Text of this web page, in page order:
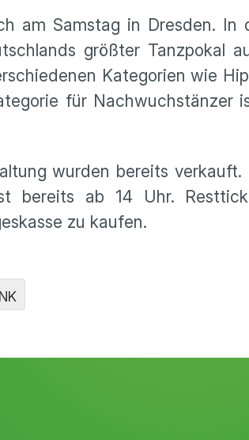
am Samstag in Dresden.
größter Tanzpokal
Kategorien wie
für Nachwuchstänzer
wurden bereits verkauft.
bereits ab 14 Uhr.
zu kaufen.